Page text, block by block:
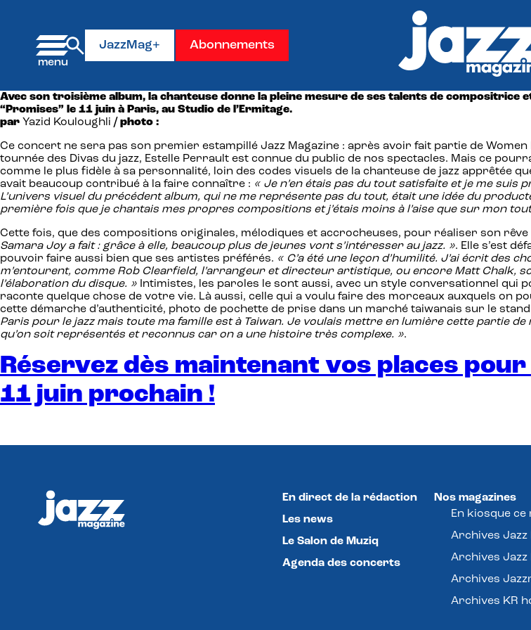
JazzMag+ Abonnements
Avec son troisième album, la chanteuse donne la pleine mesure de ses talents de
“Promises” le 11 juin à Paris, au Studio de l’Ermitage.
par Yazid Kouloughli / photo :
Ce concert ne sera pas son premier estampillé Jazz Magazine : après avoir fait partie de
tournée des Divas du jazz, Estelle Perrault est connue du public de nos spectacles. Mais ce
comme le plus fidèle à sa personnalité, loin des codes visuels de la chanteuse de jazz apprêtée
avait beaucoup contribué à la faire connaître : « Je n’en étais pas du tout satisfaite et je me
L’univers visuel du précédent album, qui ne me représente pas du tout, était une idée du
première fois que je chantais mes propres compositions et j’étais moins à l’aise que sur mon
Cette fois, que des compositions originales, mélodiques et accrocheuses, pour réaliser son rêve
Samara Joy a fait : grâce à elle, beaucoup plus de jeunes vont s’intéresser au jazz. ». Elle s’est
pouvoir faire aussi bien que ses artistes préférés. « C’a été une leçon d’humilité. J’ai écrit des
m’entourent, comme Rob Clearfield, l’arrangeur et directeur artistique, ou encore Matt Chalk,
l’élaboration du disque. » Intimistes, les paroles le sont aussi, avec un style conversationnel qui
raconte quelque chose de votre vie. Là aussi, celle qui a voulu faire des morceaux auxquels on
cette démarche d’authenticité, photo de pochette de prise dans un marché taiwanais sur le
Paris pour le jazz mais toute ma famille est à Taiwan. Je voulais mettre en lumière cette partie
qu’on soit représentés et reconnus car on a une histoire très complexe. ».
Réservez dès maintenant vos places
11 juin prochain !
En direct de la rédaction
Les news
Le Salon de Muziq
Agenda des concerts
Nos magazines
En kiosque ce
Archives Jazz
Archives Jazz
Archives
Archives KR